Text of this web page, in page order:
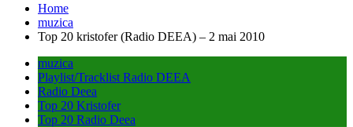
Home
muzica
Top 20 kristofer (Radio DEEA) – 2 mai 2010
muzica
Playlist/Tracklist Radio DEEA
Radio Deea
Top 20 Kristofer
Top 20 Radio Deea